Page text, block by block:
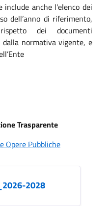
anche l'elenco dei
dell’anno di riferimento,
dei documenti
normativa vigente, e
Trasparente
Opere Pubbliche
2028